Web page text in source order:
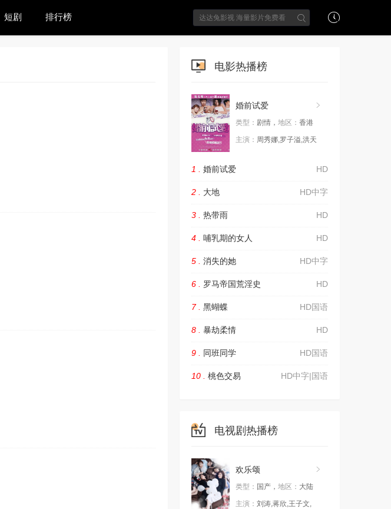
短剧 排行榜
电影热播榜
婚前试爱
类型： 剧情， 地区： 香港
主演： 周秀娜,罗子溢,洪天
HD
1 . 婚前试爱
HD中字
2 . 大地
HD
3 . 热带雨
HD
4 . 哺乳期的女人
HD中字
5 . 消失的她
HD
6 . 罗马帝国荒淫史
HD国语
7 . 黑蝴蝶
HD
8 . 暴劫柔情
HD国语
9 . 同班同学
HD中字|国语
10 . 桃色交易
电视剧热播榜
欢乐颂
类型： 国产， 地区： 大陆
主演： 刘涛,蒋欣,王子文,